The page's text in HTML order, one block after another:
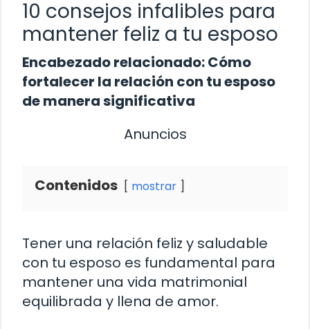
10 consejos infalibles para
mantener feliz a tu esposo
Encabezado relacionado: Cómo
fortalecer la relación con tu esposo
de manera significativa
Anuncios
Contenidos mostrar
Tener una relación feliz y saludable
con tu esposo es fundamental para
mantener una vida matrimonial
equilibrada y llena de amor.